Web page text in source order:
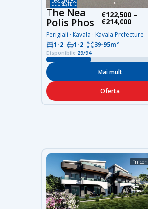
în
DE CREȘTERE
The Nea
Polis Phos
€122,500 –
€214,000
Perigiali · Kavala · Kavala Prefecture
1-2
1-2 39-95m²
Disponibile 29/94
Mai mult
Oferta